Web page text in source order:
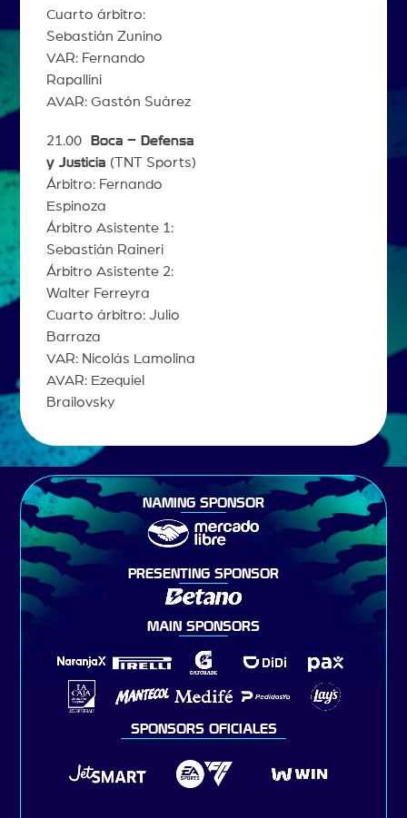
Cuarto árbitro:
Sebastián Zunino
VAR: Fernando
Rapallini
AVAR: Gastón Suárez
21.00
Boca – Defensa
y Justicia (TNT Sports)
Árbitro: Fernando
Espinoza
Árbitro Asistente 1:
Sebastián Raineri
Árbitro Asistente 2:
Walter Ferreyra
Cuarto árbitro: Julio
Barraza
VAR: Nicolás Lamolina
AVAR: Ezequiel
Brailovsky
NAMING SPONSOR
PRESENTING SPONSOR
MAIN SPONSORS
SPONSORS OFICIALES